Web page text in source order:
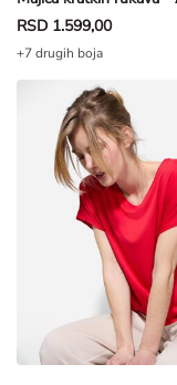
RSD 1.599,00
+7 drugih boja